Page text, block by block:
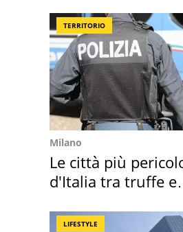
TERRITORIO
Milano
Le città più
d'Italia tra truffe e
LIFESTYLE